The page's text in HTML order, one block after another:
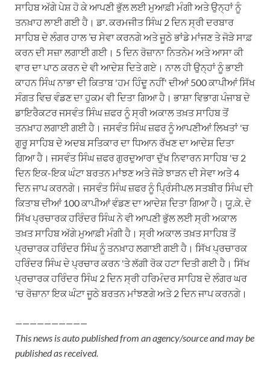
ਸਾਹਿਬ ਅੱਗੇ ਪੇਸ਼ ਹੋ ਕੇ ਆਪਣੀ ਭੁੱਲ ਲਈ ਮੁਆਫ਼ੀ ਮੰਗੀ ਅਤੇ ਉਨ੍ਹਾਂ ਨੂੰ
ਤਨਖ਼ਾਹ ਲਾਈ ਗਈ ਹੈ। ਡਾ. ਕਰਮਜੀਤ ਸਿੰਘ 2 ਦਿਨ ਸ੍ਰੀ ਦਰਬਾਰ
ਸਾਹਿਬ ਦੇ ਲੰਗਰ ਹਾਲ ’ਚ ਸੇਵਾ ਕਰਨਗੇ ਅਤੇ ਜੂਠੇ ਭਾਂਡੇ ਮਾਂਜਣ ਤੇ ਜੋੜੇ ਸਾਫ਼
ਕਰਨ ਦੀ ਸਜ਼ਾ ਲਗਾਈ ਗਈ। 5 ਦਿਨ ਰੋਜ਼ਾਨਾ ਨਿਤਨੇਮ ਅਤੇ ਆਸਾ ਕੀ
ਵਾਰ ਦਾ ਪਾਠ ਕਰਨ ਦੇ ਵੀ ਆਦੇਸ਼ ਦਿਤੇ ਗਏ। ਨਾਲ ਹੀ ਉਨ੍ਹਾਂ ਨੂੰ ਭਾਈ
ਕਾਹਨ ਸਿੰਘ ਨਾਭਾ ਦੀ ਕਿਤਾਬ 'ਹਮ ਹਿੰਦੂ ਨਹੀਂ' ਦੀਆਂ 500 ਕਾਪੀਆਂ ਸਿੱਖ
ਸੰਗਤ ਵਿਚ ਵੰਡਣ ਦਾ ਹੁਕਮ ਵੀ ਦਿਤਾ ਗਿਆ ਹੈ। ਭਾਸ਼ਾ ਵਿਭਾਗ ਪੰਜਾਬ ਦੇ
ਡਾਇਰੈਕਟਰ ਜਸਵੰਤ ਸਿੰਘ ਜ਼ਫਰ ਨੂੰ ਸ੍ਰੀ ਅਕਾਲ ਤਖ਼ਤ ਸਾਹਿਬ ਤੋਂ
ਤਨਖ਼ਾਹ ਲਗਾਈ ਗਈ ਹੈ। ਜਸਵੰਤ ਸਿੰਘ ਜ਼ਫਰ ਨੂੰ ਆਪਣੀਆਂ ਲਿਖਤਾਂ 'ਚ
ਗੁਰੂ ਸਾਹਿਬ ਦੇ ਅਦਬ ਸਤਿਕਾਰ ਦਾ ਧਿਆਨ ਰੱਖਣ ਦਾ ਆਦੇਸ਼ ਦਿਤਾ
ਗਿਆ ਹੈ। ਜਸਵੰਤ ਸਿੰਘ ਜ਼ਫਰ ਗੁਰਦੁਆਰਾ ਦੁੱਖ ਨਿਵਾਰਨ ਸਾਹਿਬ 'ਚ 2
ਦਿਨ ਇਕ-ਇਕ ਘੰਟਾ ਬਰਤਨ ਮਾਂਝਣ ਅਤੇ ਜੋੜੇ ਝਾੜਨ ਦੀ ਸੇਵਾ ਅਤੇ 4
ਦਿਨ ਜਾਪ ਕਰਨਗੇ। ਜਸਵੰਤ ਸਿੰਘ ਜ਼ਫਰ ਨੂੰ ਪ੍ਰਿੰਸੀਪਲ ਸਤਬੀਰ ਸਿੰਘ ਦੀ
ਕਿਤਾਬ ਦੀਆਂ 100 ਕਾਪੀਆਂ ਵੰਡਣ ਦਾ ਆਦੇਸ਼ ਦਿਤਾ ਗਿਆ ਹੈ। ਯੂ.ਕੇ. ਦੇ
ਸਿੱਖ ਪ੍ਰਚਾਰਕ ਹਰਿੰਦਰ ਸਿੰਘ ਨੇ ਵੀ ਆਪਣੀ ਭੁੱਲ ਲਈ ਸ੍ਰੀ ਅਕਾਲ
ਤਖ਼ਤ ਸਾਹਿਬ ਅੱਗੇ ਮੁਆਫ਼ੀ ਮੰਗੀ ਹੈ। ਸ੍ਰੀ ਅਕਾਲ ਤਖ਼ਤ ਸਾਹਿਬ ਤੋਂ
ਪ੍ਰਚਾਰਕ ਹਰਿੰਦਰ ਸਿੰਘ ਨੂੰ ਤਨਖ਼ਾਹ ਲਗਾਈ ਗਈ ਹੈ। ਸਿੱਖ ਪ੍ਰਚਾਰਕ
ਹਰਿੰਦਰ ਸਿੰਘ ਦੇ ਪ੍ਰਚਾਰ ਕਰਨ 'ਤੇ ਲੱਗੀ ਰੋਕ ਹਟਾ ਦਿਤੀ ਗਈ ਹੈ। ਸਿੱਖ
ਪ੍ਰਚਾਰਕ ਹਰਿੰਦਰ ਸਿੰਘ 2 ਦਿਨ ਸ੍ਰੀ ਹਰਿਮੰਦਰ ਸਾਹਿਬ ਦੇ ਲੰਗਰ ਘਰ
'ਚ ਰੋਜ਼ਾਨਾ ਇਕ ਘੰਟਾ ਜੂਠੇ ਬਰਤਨ ਮਾਂਝਣਗੇ ਅਤੇ 2 ਦਿਨ ਜਾਪ ਕਰਨਗੇ।
——————————
This news is auto published from an agency/source and may be
published as received.